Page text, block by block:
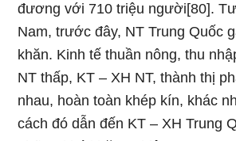
đương với 710 triệu người[80].
Nam, trước đây, NT Trung Quốc
khăn. Kinh tế thuần nông, thu
NT thấp, KT – XH NT, thành thị
nhau, hoàn toàn khép kín, khác
cách đó dẫn đến KT – XH Trung